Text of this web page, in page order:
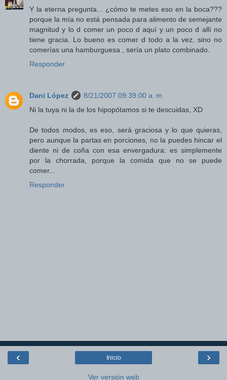
Y la eterna pregunta... ¿cómo te metes eso en la boca???
porque la mía no está pensada para alimento de semejante
magnitud y lo d comer un poco d aquí y un poco d allí no
tiene gracia. Lo bueno es comer d todo a la vez, sino no
comerías una hamburguesa , sería un plato combinado.
Responder
Dani López
8/21/2007 09:39:00 a. m.
Ni la tuya ni la de los hipopótamos si te descuidas, XD
De todos modos, es eso, será graciosa y lo que quieras,
pero aunque la partas en porciones, no la puedes hincar el
diente ni de coña con esa envergadura: es simplemente
por la chorrada, porque la comida que no se puede
comer...
Responder
‹ ›
Inicio
Ver versión web